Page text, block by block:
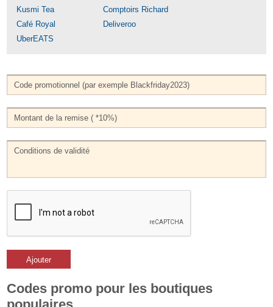
Kusmi Tea
Comptoirs Richard
Café Royal
Deliveroo
UberEATS
Ajouter
Codes promo pour les boutiques